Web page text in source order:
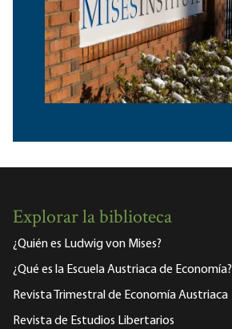
Explorar la biblioteca
¿Quién es Ludwig von Mises?
¿Qué es la Escuela Austriaca de Economía?
Revista Trimestral de Economía Austriaca
Revista de Estudios Libertarios